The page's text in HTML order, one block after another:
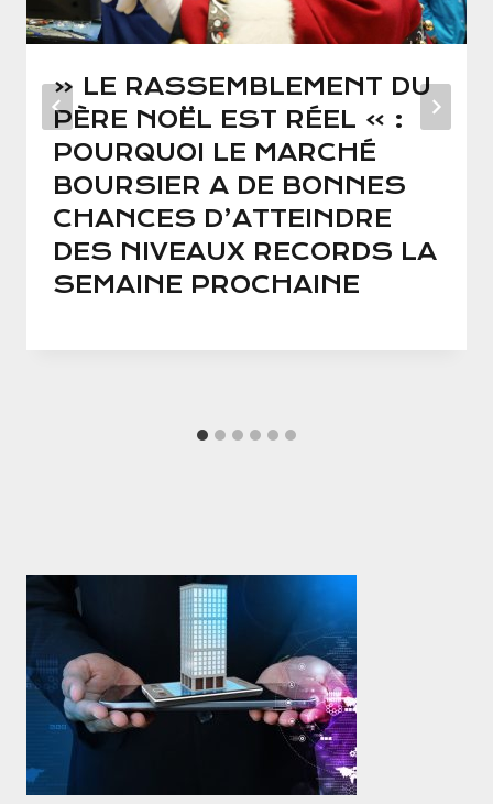
« LE RASSEMBLEMENT DU
PÈRE NOËL EST RÉEL » :
POURQUOI LE MARCHÉ
BOURSIER A DE BONNES
CHANCES D’ATTEINDRE
DES NIVEAUX RECORDS LA
SEMAINE PROCHAINE